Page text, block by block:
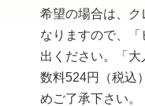
希望の場合は、ク
なりますので、
出ください。「
数料524円（税込
めご了承下さい。